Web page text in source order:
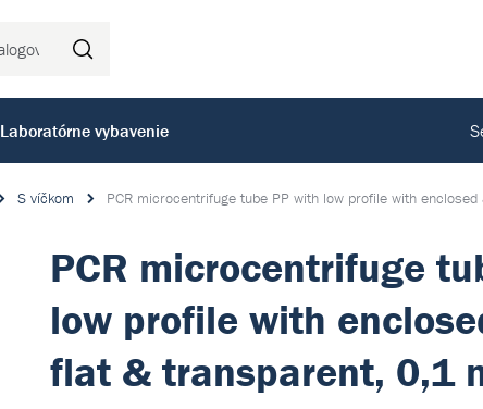
Laboratórne vybavenie
S víčkom PCR microcentrifuge tube PP with low profile with
PCR microcentrifuge
low profile with
flat & transparent, 0,1